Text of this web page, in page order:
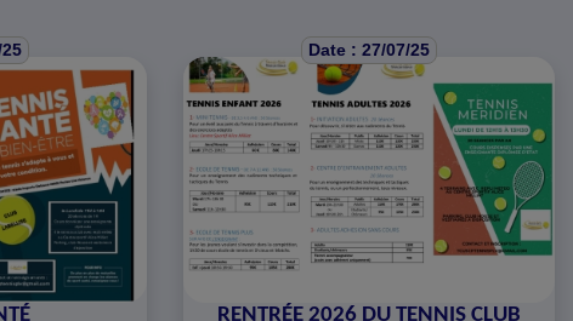
Date : 27/07/25
RENTRÉE 2026 DU TENNIS CLUB